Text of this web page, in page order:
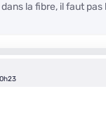
dans la fibre, il faut